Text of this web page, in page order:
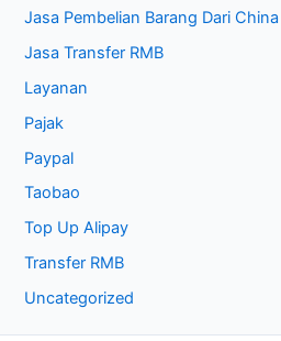
Jasa Pembelian Barang Dari China
Jasa Transfer RMB
Layanan
Pajak
Paypal
Taobao
Top Up Alipay
Transfer RMB
Uncategorized